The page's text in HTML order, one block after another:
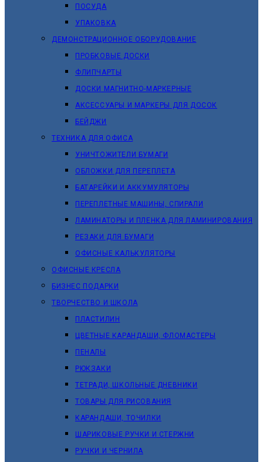
ПОСУДА
УПАКОВКА
ДЕМОНСТРАЦИОННОЕ ОБОРУДОВАНИЕ
ПРОБКОВЫЕ ДОСКИ
ФЛИПЧАРТЫ
ДОСКИ МАГНИТНО-МАРКЕРНЫЕ
АКСЕССУАРЫ И МАРКЕРЫ ДЛЯ ДОСОК
БЕЙДЖИ
ТЕХНИКА ДЛЯ ОФИСА
УНИЧТОЖИТЕЛИ БУМАГИ
ОБЛОЖКИ ДЛЯ ПЕРЕПЛЕТА
БАТАРЕЙКИ И АККУМУЛЯТОРЫ
ПЕРЕПЛЕТНЫЕ МАШИНЫ, СПИРАЛИ
ЛАМИНАТОРЫ И ПЛЕНКА ДЛЯ ЛАМИНИРОВАНИЯ
РЕЗАКИ ДЛЯ БУМАГИ
ОФИСНЫЕ КАЛЬКУЛЯТОРЫ
ОФИСНЫЕ КРЕСЛА
БИЗНЕС ПОДАРКИ
ТВОРЧЕСТВО И ШКОЛА
ПЛАСТИЛИН
ЦВЕТНЫЕ КАРАНДАШИ, ФЛОМАСТЕРЫ
ПЕНАЛЫ
РЮКЗАКИ
ТЕТРАДИ, ШКОЛЬНЫЕ ДНЕВНИКИ
ТОВАРЫ ДЛЯ РИСОВАНИЯ
КАРАНДАШИ, ТОЧИЛКИ
ШАРИКОВЫЕ РУЧКИ И СТЕРЖНИ
РУЧКИ И ЧЕРНИЛА